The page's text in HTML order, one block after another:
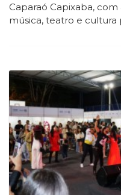
Caparaó Capixaba,
música, teatro e cultura